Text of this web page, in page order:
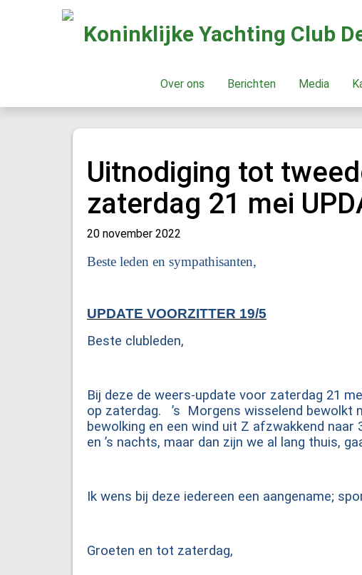
Koninklijke Yachting Club
Over ons Berichten Media
Uitnodiging tot
zaterdag 21 mei
20 november 2022
Beste leden en sympathisanten,
UPDATE VOORZITTER 19/5
Beste clubleden,
Bij deze de weers-update voor zaterdag 21
op zaterdag. ’s Morgens wisselend bewolkt
bewolking en een wind uit Z afzwakkend
en ’s nachts, maar dan zijn we al lang thuis,
Ik wens bij deze iedereen een aangename;
Groeten en tot zaterdag,